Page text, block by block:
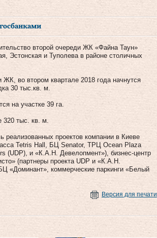
второй очереди ЖК «Файна Таун»
и Туполева в районе столичных
во втором квартале 2018 года начнутся
30 тыс.кв. м.
на участке 39 га.
320 тыс. кв. м.
проектов компании в Киеве
Tetris Hall, БЦ Senator, ТРЦ Ocean Plaza
(UDP), и «К.А.Н. Девелопмент»), бизнес-центр
(партнеры проекта UDP и «К.А.Н.
«Доминант», коммерческие паркинги «Белый
Версия для печати